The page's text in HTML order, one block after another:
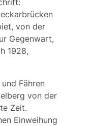
von der
Gegenwart,
1928,
Fähren
von der
Zeit.
Einweihung